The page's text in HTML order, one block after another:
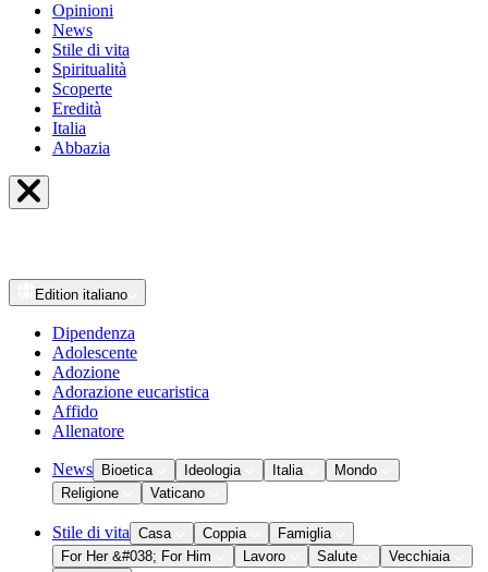
Opinioni
News
Stile di vita
Spiritualità
Scoperte
Eredità
Italia
Abbazia
Edition italiano
Dipendenza
Adolescente
Adozione
Adorazione eucaristica
Affido
Allenatore
News Bioetica Ideologia Italia
Mondo
Religione
Vaticano
Stile di vita Casa Coppia
Famiglia
For Her &#038; For Him
Lavoro Salute
Vecchiaia